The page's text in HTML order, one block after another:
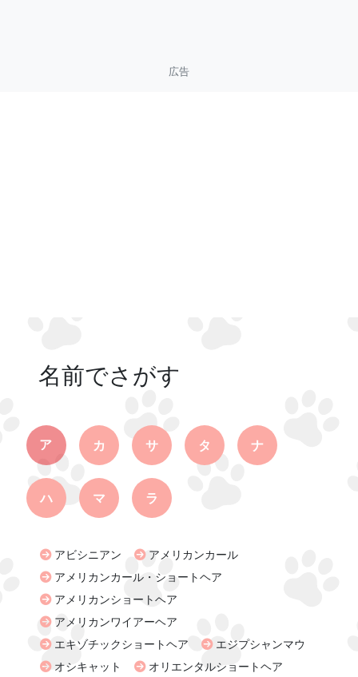
広告
名前でさがす
ア カ サ タ ナ
ハ マ ラ
アビシニアン
アメリカンカール
アメリカンカール・ショートヘア
アメリカンショートヘア
アメリカンワイアーヘア
エキゾチックショートヘア
エジプシャンマウ
オシキャット
オリエンタルショートヘア